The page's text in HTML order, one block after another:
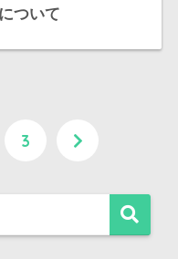
ついて
3